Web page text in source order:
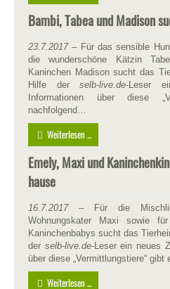
Bambi, Tabea und Madison
23.7.2017– Für das sensible
die wunderschöne Kätzin
Kaninchen Madison sucht das
Hilfe der selb-live.de-Leser
Informationen über diese
nachfolgend…
Weiterlesen ...
Emely, Maxi und
hause
16.7.2017– Für die
Wohnungskater Maxi sowie
Kaninchenbabys sucht das
der selb-live.de-Leser ein neues
über diese „Vermittlungstiere“ gibt
Weiterlesen ...